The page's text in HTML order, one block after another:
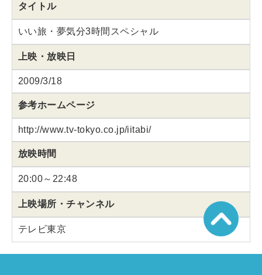
タイトル
いい旅・夢気分3時間スペシャル
上映・放映日
2009/3/18
参考ホームページ
http://www.tv-tokyo.co.jp/iitabi/
放映時間
20:00～22:48
上映場所・チャンネル
テレビ東京